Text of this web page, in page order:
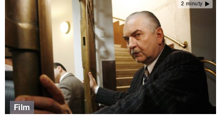
2 minuty
Film